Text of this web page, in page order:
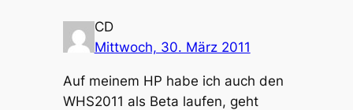
CD
Mittwoch, 30. März 2011
Auf meinem HP habe ich auch den
WHS2011 als Beta laufen, geht